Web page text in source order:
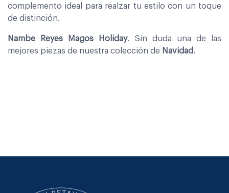
complemento ideal para realzar tu estilo con un toque
de distinción.
Nambe Reyes Magos Holiday. Sin duda una de las
mejores piezas de nuestra colección de Navidad.